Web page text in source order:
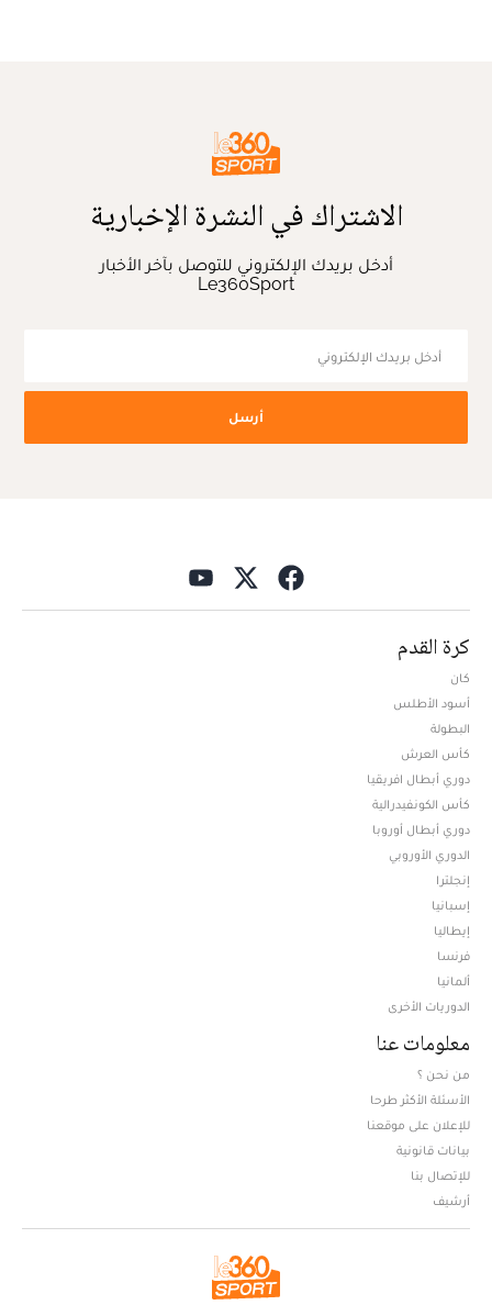
الاشتراك في النشرة الإخبارية
أدخل بريدك الإلكتروني للتوصل بآخر الأخبار
Le360Sport
أرسل
كرة القدم
كان
أسود الأطلس
البطولة
كأس العرش
دوري أبطال افريقيا
كأس الكونفيدرالية
دوري أبطال أوروبا
الدوري الأوروبي
إنجلترا
إسبانيا
إيطاليا
فرنسا
ألمانيا
الدوريات الأخرى
معلومات عنا
من نحن ؟
الأسئلة الأكثر طرحا
للإعلان على موقعنا
بيانات قانونية
للإتصال بنا
أرشيف